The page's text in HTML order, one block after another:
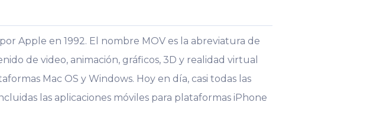
Apple en 1992. El nombre MOV es la abreviatura de
de video, animación, gráficos, 3D y realidad virtual
Mac OS y Windows. Hoy en día, casi todas las
las aplicaciones móviles para plataformas iPhone